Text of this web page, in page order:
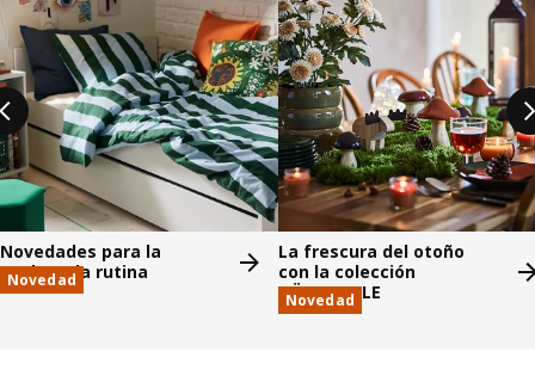
Novedades para la
vuelta a la rutina
Novedad
La frescura del otoño
con la colección
HÖSTAGILLE
Novedad